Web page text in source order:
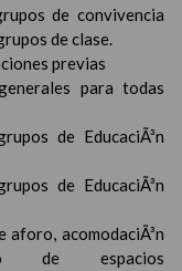
de convivencia
de clase.
previas
para todas
de EducaciÃ³n
de EducaciÃ³n
aforo, acomodaciÃ³n
de espacios